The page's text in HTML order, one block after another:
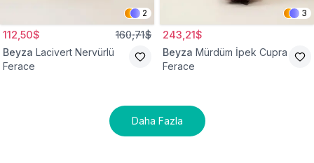
2
112,50$ 160,71$
Beyza Lacivert Nervürlü
Ferace
3
243,21$
Beyza Mürdüm İpek Cupra
Ferace
Daha Fazla